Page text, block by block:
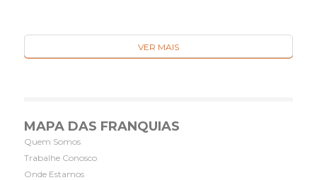
VER MAIS
MAPA DAS FRANQUIAS
Quem Somos
Trabalhe Conosco
Onde Estamos